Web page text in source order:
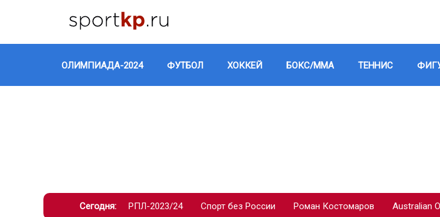
ОЛИМПИАДА-2024 ФУТБОЛ ХОККЕЙ БОКС/ММА ТЕННИС
Сегодня: РПЛ-2023/24 Спорт без России Роман Костомаров Australian